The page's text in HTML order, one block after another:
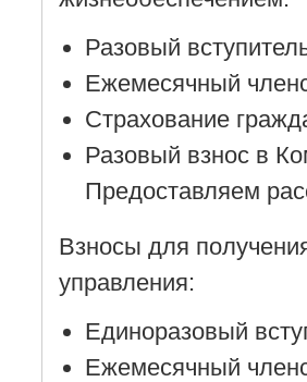
Разовый
Ежемесячный
Страхование
Разовый взнос в
Предоставляем
Взносы для
управления:
Единоразовый
Ежемесячный